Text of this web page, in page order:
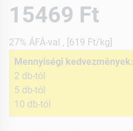
15469 Ft
27% ÁFÁ-val , [619 Ft/kg]
Mennyiségi kedvezmények:
2 db-tól
5 db-tól
10 db-tól